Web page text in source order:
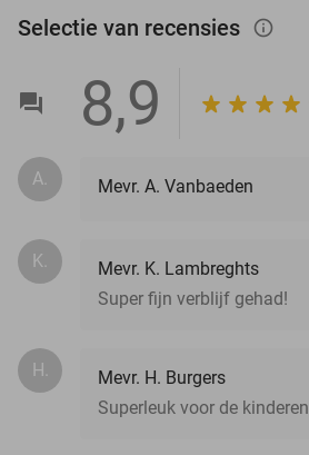
Selectie van recensies info_outlined
8,9
A. Mevr. A. Vanbaeden
K.
Mevr. K. Lambreghts
Super fijn verblijf gehad!
H.
Mevr. H. Burgers
Superleuk voor de kinderen